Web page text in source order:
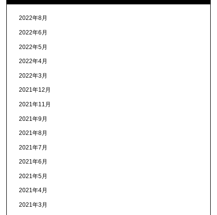
2022年8月
2022年6月
2022年5月
2022年4月
2022年3月
2021年12月
2021年11月
2021年9月
2021年8月
2021年7月
2021年6月
2021年5月
2021年4月
2021年3月